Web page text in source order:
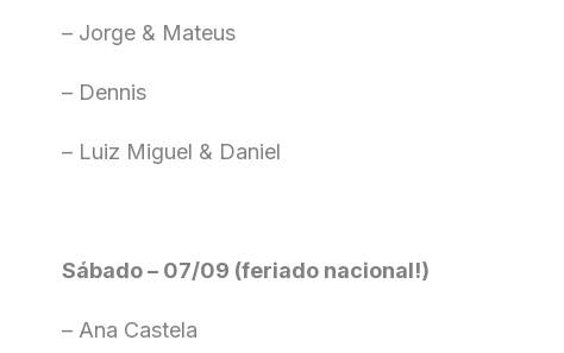
– Jorge & Mateus
– Dennis
– Luiz Miguel & Daniel
Sábado – 07/09 (feriado nacional!)
– Ana Castela